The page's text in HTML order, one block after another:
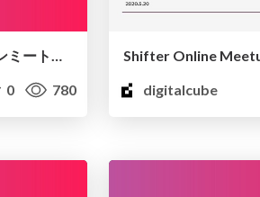
0 780
Shifter Online
digitalcube